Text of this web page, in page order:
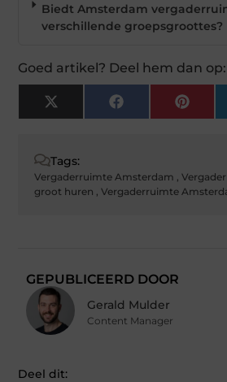
Biedt Amsterdam
verschillende groepsgroottes?
Goed artikel? Deel hem dan op:
X
(Twitter)
Facebook
Tags:
Vergaderruimte Amsterdam ,
groot huren ,Vergaderruimte
GEPUBLICEERD DOOR
Gerald Mulder
Content Manager
Deel dit: